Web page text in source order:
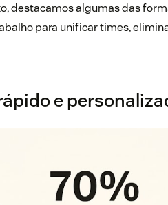
destacamos algumas das
para unificar times,
e